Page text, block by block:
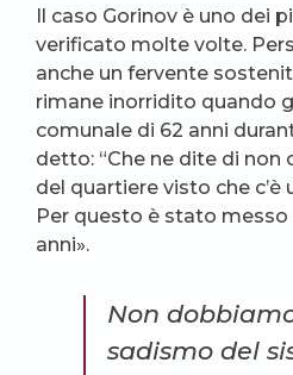
Il caso Gorinov è uno dei
verificato molte volte.
anche un fervente
rimane inorridito quando
comunale di 62 anni
detto: “Che ne dite di non
del quartiere visto che c’è
Per questo è stato
anni».
Non
sadismo del